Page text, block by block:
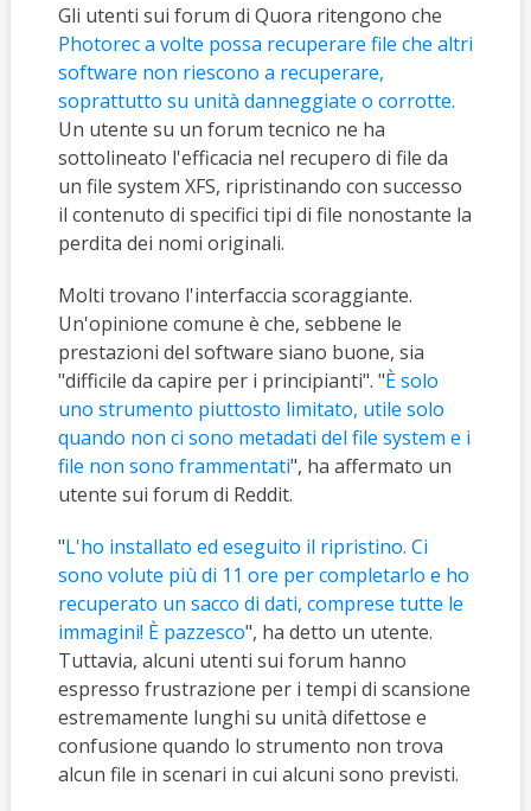
Gli utenti sui forum di Quora ritengono che
Photorec a volte possa recuperare file che altri
software non riescono a recuperare,
soprattutto su unità danneggiate o corrotte.
Un utente su un forum tecnico ne ha
sottolineato l'efficacia nel recupero di file da
un file system XFS, ripristinando con successo
il contenuto di specifici tipi di file nonostante la
perdita dei nomi originali.
Molti trovano l'interfaccia scoraggiante.
Un'opinione comune è che, sebbene le
prestazioni del software siano buone, sia
"difficile da capire per i principianti". "È solo
uno strumento piuttosto limitato, utile solo
quando non ci sono metadati del file system e i
file non sono frammentati", ha affermato un
utente sui forum di Reddit.
"L'ho installato ed eseguito il ripristino. Ci
sono volute più di 11 ore per completarlo e ho
recuperato un sacco di dati, comprese tutte le
immagini! È pazzesco", ha detto un utente.
Tuttavia, alcuni utenti sui forum hanno
espresso frustrazione per i tempi di scansione
estremamente lunghi su unità difettose e
confusione quando lo strumento non trova
alcun file in scenari in cui alcuni sono previsti.